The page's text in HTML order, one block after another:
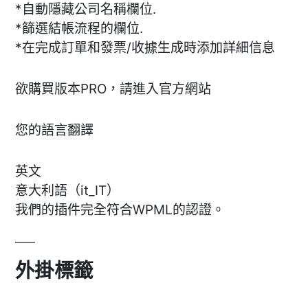
*自動隱藏公司名稱欄位.
*篩選結帳流程的欄位.
*在完成訂單和發票/收據生成時添加詳細信息
欲購買版本PRO，請進入官方網站
您的語言翻譯
英文
意大利語（it_IT）
我們的插件完全符合WPML的認證。
外掛標籤